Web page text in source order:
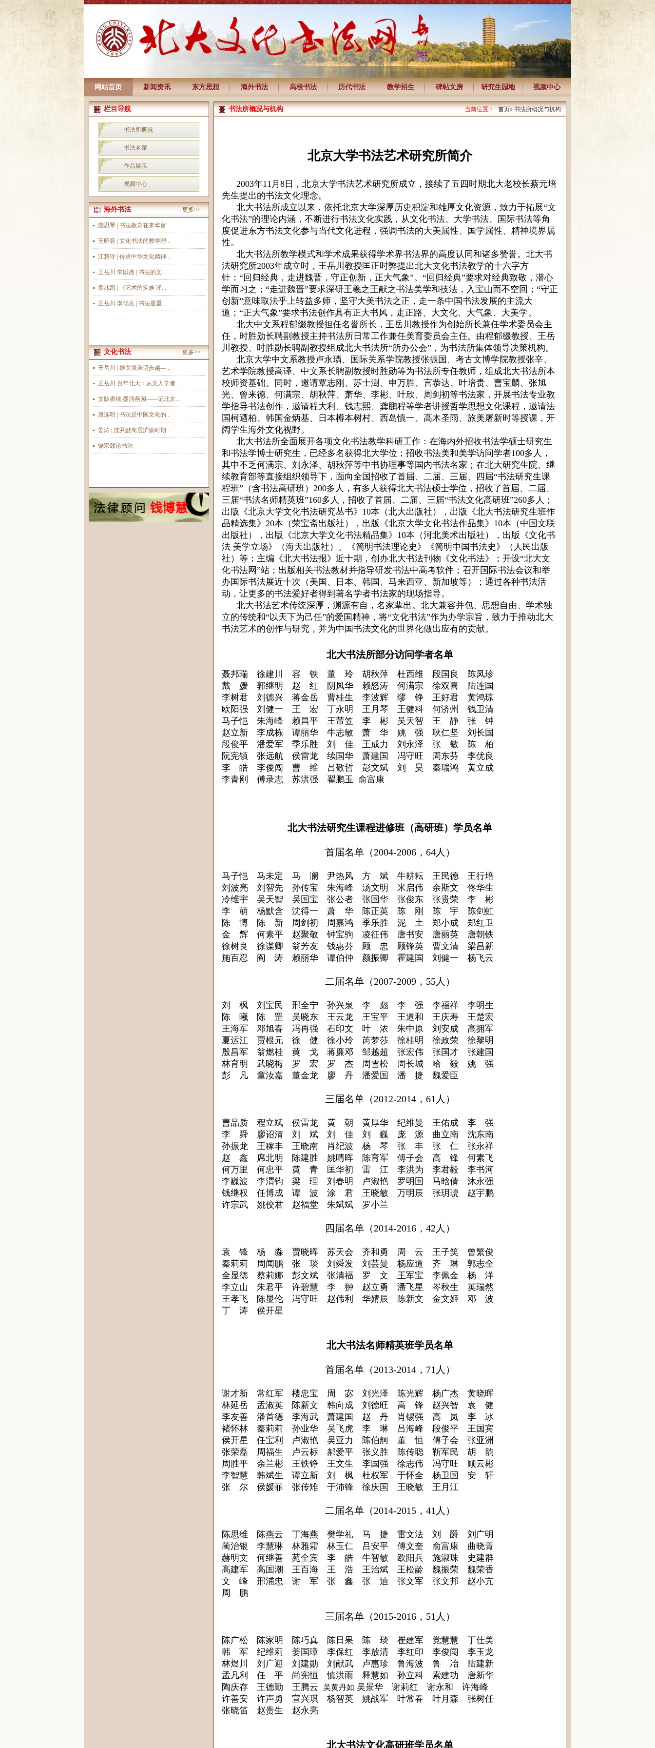
网站首页 新闻资讯 东方思想 海外书法 高校书法 历代书法 教学招生 碑帖文房 研究生园地 视频中心
栏目导航
书法所概况
书法名家
作品展示
视频中心
海外书法 更多>>
殷思琴 | 书法教育在来华留...
王昭容 | 文化书法的教学理...
江慧玲 | 传承中华文化精神...
王岳川 朱以撒 | 书法的文...
秦兆凯 | 《艺术的灾难 译...
王岳川 李优良 | 书法是重...
文化书法 更多>>
王岳川 | 雄关漫道迈步越—...
王岳川 百年北大：从文人学者...
文脉赓续 墨润燕园——记北京...
唐连明 | 书法是中国文化的...
姜涛 | 沈尹默寓居沪渝时期...
饶宗颐论书法
书法所概况与机构 当前位置： 首页» 书法所概况与机构
北京大学书法艺术研究所简介
2003年11月8日，北京大学书法艺术研究所成立，接续了五四时期北大老校长蔡元培
先生提出的书法文化理念。
北大书法所成立以来，依托北京大学深厚历史积淀和雄厚文化资源，致力于拓展“文
化书法”的理论内涵，不断进行书法文化实践，从文化书法、大学书法、国际书法等角
度促进东方书法文化参与当代文化进程，强调书法的大美属性、国学属性、精神境界属
性。
北大书法所教学模式和学术成果获得学术界书法界的高度认同和诸多赞誉。北大书
法研究所2003年成立时，王岳川教授匡正时弊提出北大文化书法教学的十六字方
针：“回归经典，走进魏晋，守正创新，正大气象”。“回归经典”要求对经典致敬，潜心
学而习之；“走进魏晋”要求深研王羲之王献之书法美学和技法，入宝山而不空回；“守正
创新”意味取法乎上转益多师，坚守大美书法之正，走一条中国书法发展的主流大
道；“正大气象”要求书法创作具有正大书风，走正路、大文化、大气象、大美学。
北大中文系程郁缀教授担任名誉所长，王岳川教授作为创始所长兼任学术委员会主
任，时胜勋长聘副教授主持书法所日常工作兼任美育委员会主任。由程郁缀教授、王岳
川教授、时胜勋长聘副教授组成北大书法所“所办公会”，为书法所集体领导决策机构。
北京大学中文系教授卢永璘、国际关系学院教授张振国、考古文博学院教授张辛、
艺术学院教授高译、中文系长聘副教授时胜勋等为书法所专任教师，组成北大书法所本
校师资基础。同时，邀请覃志刚、苏士澍、申万胜、言恭达、叶培贵、曹宝麟、张旭
光、曾来德、何满宗、胡秋萍、萧华、李彬、叶欣、周剑初等书法家，开展书法专业教
学指导书法创作，邀请程大利、钱志熙、龚鹏程等学者讲授哲学思想文化课程，邀请法
国柯迺柏、韩国金炳基、日本樽本树村、西岛慎一、高木圣雨、旅美屠新时等授课，开
阔学生海外文化视野。
北大书法所全面展开各项文化书法教学科研工作： 在海内外招收书法学硕士研究生
和书法学博士研究生，已经多名获得北大学位； 招收书法美和美学访问学者100多人，
其中不乏何满宗、刘永泽、胡秋萍等中书协理事等国内书法名家；在北大研究生院、继
续教育部等直接组织领导下，面向全国招收了首届、二届、三届、四届“书法研究生课
程班”（含书法高研班）200多人，有多人获得北大书法硕士学位，招收了首届、二届、
三届“书法名师精英班”160多人，招收了首届、二届、三届“书法文化高研班”260多人；
出版《北京大学文化书法研究丛书》10本（北大出版社），出版《北大书法研究生班作
品精选集》20本（荣宝斋出版社），出版《北京大学文化书法作品集》10本（中国文联
出版社），出版《北京大学文化书法精品集》10本（河北美术出版社），出版《文化书
法 美学立场》（海天出版社）、《简明书法理论史》《简明中国书法史》（人民出版
社）等；主编《北大书法报》近十期，创办北大书法刊物《文化书法》；开设“北大文
化书法网”站；出版相关书法教材并指导研发书法中高考软件；召开国际书法会议和举
办国际书法展近十次（美国、日本、韩国、马来西亚、新加坡等）；通过各种书法活
动，让更多的书法爱好者得到著名学者书法家的现场指导。
北大书法艺术传统深厚，渊源有自，名家辈出。北大兼容并包、思想自由、学术独
立的传统和“以天下为己任”的爱国精神，将“文化书法”作为办学宗旨，致力于推动北大
书法艺术的创作与研究，并为中国书法文化的世界化做出应有的贡献。
北大书法所部分访问学者名单
聂邦瑞 徐建川 容 铁 董 玲 胡秋萍 杜西维 段国良 陈凤珍
戴 媛 郭继明 赵 红 阴凤华 赖怒涛 何满宗 徐双喜 陆连国
李树君 刘德兴 蒋金岳 曹桂生 李波辉 缪 铮 王好君 黄鸿琼
欧阳强 刘健一 王 宏 丁永明 王月琴 王健科 何济州 钱卫清
马子恺 朱海峰 赖昌平 王芾笠 李 彬 吴天智 王 静 张 钟
赵立新 李成栋 谭丽华 牛志敏 萧 华 姚 强 耿仁坚 刘长国
段俊平 潘爱军 季乐胜 刘 佳 王成力 刘永泽 张 敏 陈 柏
阮宪镇 张远航 侯雷龙 续国华 萧建国 冯守旺 周东芬 李优良
李 皓 李俊闯 曹 维 吕敬哲 彭文斌 刘 昊 秦瑞鸿 黄立成
李青刚 傅录志 苏洪强 翟鹏玉 俞富康
北大书法研究生课程进修班（高研班）学员名单
首届名单（2004-2006，64人）
马子恺 马未定 马 澜 尹热风 方 斌 牛耕耘 王民德 王行培
刘波亮 刘智先 孙传宝 朱海峰 汤文明 米启伟 余斯文 佟华生
冷维宇 吴天智 吴国宝 张公者 张国华 张俊东 张贵荣 李 彬
李 萌 杨默含 沈得一 萧 华 陈正英 陈 刚 陈 宇 陈剑虹
陈 博 陈 新 周剑初 周嘉鸿 季乐胜 泥 土 郑小成 郑红卫
金 辉 何素平 赵聚敬 钟宝驹 凌征伟 唐书安 唐丽英 唐朝铁
徐树良 徐谋卿 翁芳友 钱惠芬 顾 忠 顾锋英 曹文清 梁昌新
施百忍 阎 涛 赖丽华 谭伯仲 颜振卿 霍建国 刘健一 杨飞云
二届名单（2007-2009，55人）
刘 枫 刘宝民 邢全宁 孙兴泉 李 彪 李 强 李福祥 李明生
陈 曦 陈 罡 吴晓东 王云龙 王宝平 王道和 王庆寿 王楚宏
王海军 邓旭春 冯再强 石印文 叶 浓 朱中原 刘安成 高拥军
夏运江 贾根元 徐 健 徐小玲 芮梦莎 徐桂明 徐政荣 徐黎明
殷昌军 翁燃桂 黄 戈 蒋廉邓 邹越超 张宏伟 张国才 张建国
林育明 武晓梅 罗 宏 罗 杰 周雪松 周长城 哈 毅 姚 强
彭 凡 童汝嘉 董金龙 廖 丹 潘爱国 潘 捷 魏爱臣
三届名单（2012-2014，61人）
曹品质 程立斌 侯雷龙 黄 朝 黄厚华 纪维曼 王佑成 李 强
李 舜 廖诏清 刘 斌 刘 佳 刘 巍 庞 源 曲立南 沈东南
孙振龙 王稼丰 王晓南 肖纪波 杨 琴 张 丰 张 仁 张永祥
赵 鑫 席北明 陈建胜 姚晴晖 陈育军 傅子会 高 锋 何素飞
何万里 何忠平 黄 青 匡华初 雷 江 李洪为 李君毅 李书河
李巍波 李渭钧 梁 理 刘春明 卢淑艳 罗明国 马晗倩 沐永强
钱继权 任博成 谭 波 涂 君 王晓敏 万明辰 张玥琥 赵宇鹏
许宗武 姚佼君 赵福堂 朱斌斌 罗小兰
四届名单（2014-2016，42人）
袁 锋 杨 淼 贾晓晖 苏天会 齐和勇 周 云 王子笑 曾繁俊
秦莉莉 周闻鹏 张 琰 刘舜发 刘芸曼 杨应道 齐 琳 郭志全
全显德 蔡莉娜 彭文斌 张清福 罗 文 王军宝 李佩金 杨 洋
李立山 朱君平 许碧慧 李 翀 赵立勇 潘飞星 岑秋生 英瑞然
王孝飞 陈显伦 冯守旺 赵伟利 华婧辰 陈新文 金文姬 邓 波
丁 涛 侯开星
北大书法名师精英班学员名单
首届名单（2013-2014，71人）
谢才新 常红军 楼忠宝 周 宓 刘光泽 陈光辉 杨广杰 黄晓晖
林延岳 孟淑英 陈新文 韩向成 刘德旺 高 锋 赵兴智 袁 健
李友善 潘首德 李海武 萧建国 赵 丹 肖锡强 高 岚 李 冰
褚怀林 秦莉莉 孙业华 吴飞虎 李 琳 吕海峰 段俊平 王国宾
侯开星 任宝利 卢淑艳 吴亚力 陈伯舸 董 恒 傅子会 张亚洲
张荣磊 周福生 卢云标 郝爱平 张义胜 陈传聪 靳军民 胡 韵
周胜平 余兰彬 王铁铮 王文生 李国强 徐志伟 冯守旺 顾云彬
李智慧 韩斌生 谭立新 刘 枫 杜权军 于怀全 杨卫国 安 轩
张 尔 侯媛菲 张传雉 于沛锋 徐庆国 王晓敏 王月江
二届名单（2014-2015，41人）
陈思维 陈燕云 丁海燕 樊学礼 马 捷 雷文法 刘 爵 刘广明
蔺治银 李慧琳 林雅霜 林玉仁 吕安平 傅文奎 俞富康 曲晓青
赫明文 何继善 苑全宾 李 皓 牛智敏 欧阳兵 施淑珠 史建群
高建军 高国潮 王百海 王 浩 王治斌 王松龄 魏振荣 魏荣香
文 峰 邢浦忠 谢 军 张 鑫 张 迪 张文军 张文邦 赵小亢
周 鹏
三届名单（2015-2016，51人）
陈广松 陈家明 陈巧真 陈日果 陈 琰 崔建军 党慧慧 丁仕美
韩 军 纪维莉 姜国璋 李保红 李放清 李红印 李俊闯 李玉龙
林煜川 刘广迎 刘建勋 刘献武 卢惠珍 鲁海波 鲁 冶 陆建新
孟凡利 任 平 尚宪恒 慎洪雨 释慧如 孙立科 索建功 唐新华
陶庆存 王德勤 王腾云 吴黄丹如 吴景华 谢莉红 谢永和 许海峰
许善安 许声勇 宣兴琪 杨智英 姚战军 叶常春 叶月森 张树任
张晓笛 赵贵生 赵永亮
北大书法文化高研班学员名单